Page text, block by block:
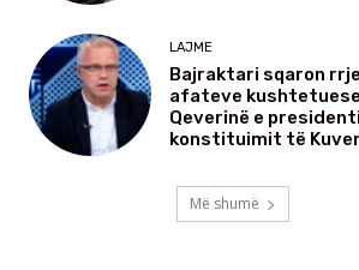
LAJME
Bajraktari sqaron
afateve
Qeverinë e
konstituimit të
Më shumë